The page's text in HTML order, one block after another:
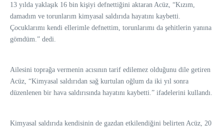
13 yılda yaklaşık 16 bin kişiyi defnettiğini aktaran Acüz, “Kızım,
damadım ve torunlarım kimyasal saldırıda hayatını kaybetti.
Çocuklarımı kendi ellerimle defnettim, torunlarımı da şehitlerin yanına
gömdüm.” dedi.
Ailesini toprağa vermenin acısının tarif edilemez olduğunu dile getiren
Acüz, “Kimyasal saldırıdan sağ kurtulan oğlum da iki yıl sonra
düzenlenen bir hava saldırısında hayatını kaybetti.” ifadelerini kullandı.
Kimyasal saldırıda kendisinin de gazdan etkilendiğini belirten Acüz, 20